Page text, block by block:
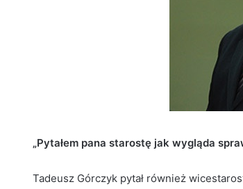
„Pytałem pana starostę jak wygląda
Tadeusz Górczyk pytał również